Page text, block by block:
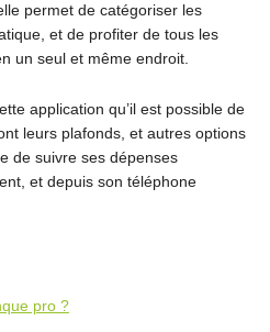
permet de catégoriser les
et de profiter de tous les
un seul et même endroit.
application qu’il est possible de
leurs plafonds, et autres options
de suivre ses dépenses
et depuis son téléphone
pro ?